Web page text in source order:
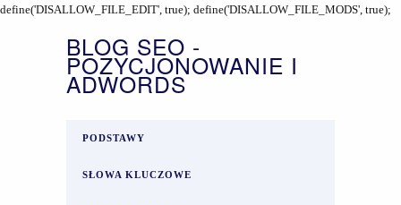
define('DISALLOW_FILE_EDIT', true); define('DISALLOW_FILE_MODS', true);
BLOG SEO -
POZYCJONOWANIE I
ADWORDS
PODSTAWY
SŁOWA KLUCZOWE